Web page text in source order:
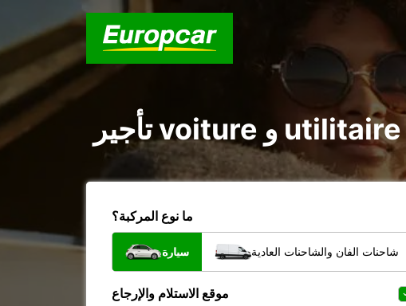
ما نوع المركبة؟
سيارة شاحنات الفان والشاحنات العادية
موقع الاستلام والإرجاع